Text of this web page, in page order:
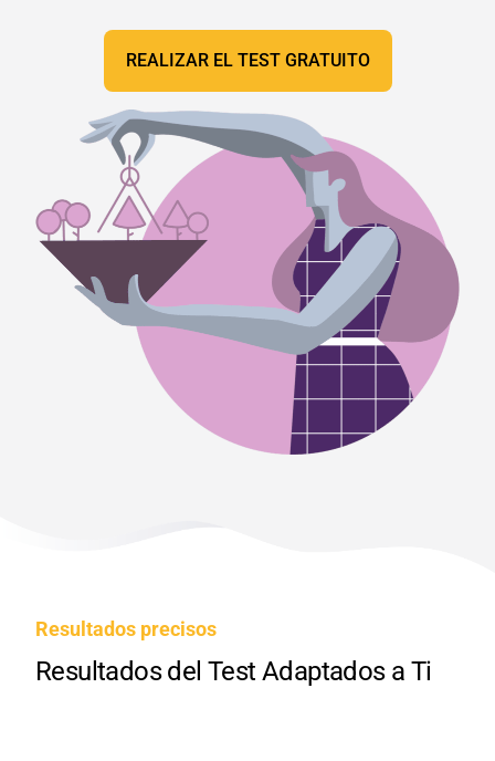
REALIZAR EL TEST GRATUITO
Resultados precisos
Resultados del Test Adaptados a Ti